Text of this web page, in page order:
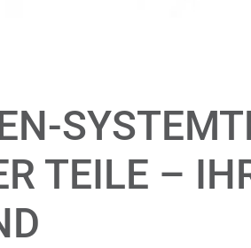
TEILE –